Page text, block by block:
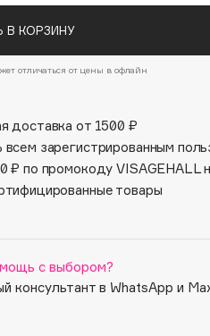
В КОРЗИНУ
отличаться от цены в офлайн
доставка от 1500 ₽
всем зарегистрированным
₽ по промокоду VISAGEHALL
товары
с выбором?
консультант в WhatsApp и